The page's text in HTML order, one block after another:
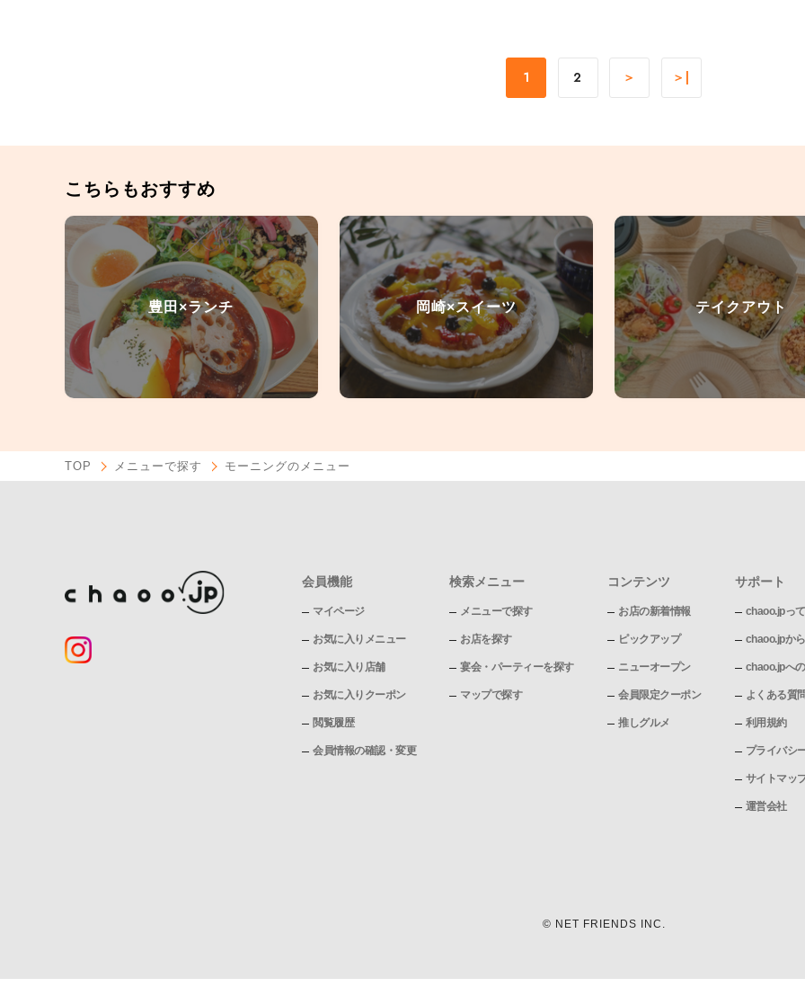
1 2 ＞ ＞|
こちらもおすすめ
豊田×ランチ 岡崎×スイーツ テイクアウト
TOP メニューで探す モーニングのメニュー
会員機能
マイページ
お気に入りメニュー
お気に入り店舗
お気に入りクーポン
閲覧履歴
会員情報の確認・変更
検索メニュー
メニューで探す
お店を探す
宴会・パーティーを探す
マップで探す
コンテンツ
お店の新着情報
ピックアップ
ニューオープン
会員限定クーポン
推しグルメ
サポート
chaoo.jpっ
chaoo.jpか
chaoo.jpへ
よくある質
利用規約
プライバシ
サイトマッ
運営会社
© NET FRIENDS INC.